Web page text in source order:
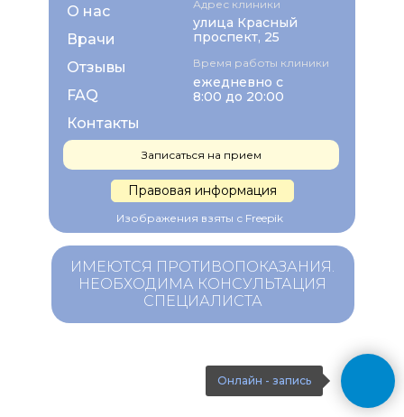
Правовая информация
Врачи
О нас
Отзывы
FAQ
Контакты
ежедневно с
8:00 до 20:00
Время работы клиники
Адрес клиники
улица Красный
проспект, 25
Записаться на прием
Изображения взяты с Freepik
ИМЕЮТСЯ ПРОТИВОПОКАЗАНИЯ.
НЕОБХОДИМА КОНСУЛЬТАЦИЯ
СПЕЦИАЛИСТА
Онлайн - запись